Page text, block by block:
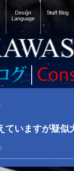
Design
Language
Staff Blog
ていますが疑似